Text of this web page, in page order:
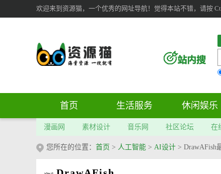
欢迎来到资源猫，一个优秀的网址导航！觉得本站不错，请按
首页 生活服务 休闲娱乐
漫画网 素材设计 音乐网 社区论坛 在
您所在的位置： 首页 > 人工智能 > AI设计 > DrawAFish